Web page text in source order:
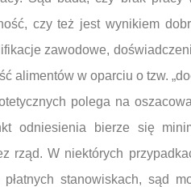
czy też jest wynikiem
zawodowe,
alimentów w oparciu o tzw.
polega na
odniesienia bierze się
rząd. W niektórych
płatnych stanowiskach, sąd